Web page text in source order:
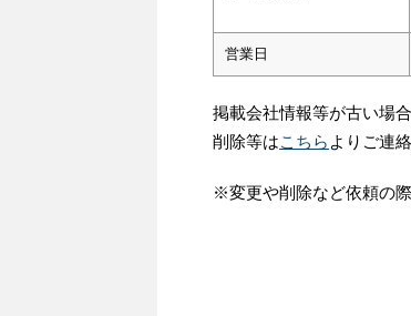
営業日
掲載会社情報等が古い場
削除等はこちら よりご連
※変更や削除など依頼の